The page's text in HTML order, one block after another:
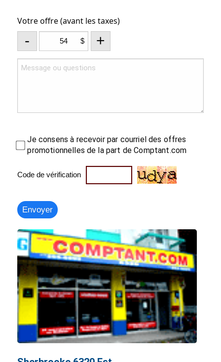
Votre offre (avant les taxes)
- $ +
Je consens à recevoir par courriel des offres
promotionnelles de la part de Comptant.com
Code de vérification